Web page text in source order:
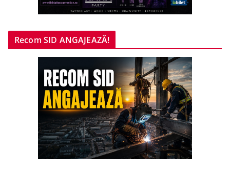
Recom SID ANGAJEAZĂ!